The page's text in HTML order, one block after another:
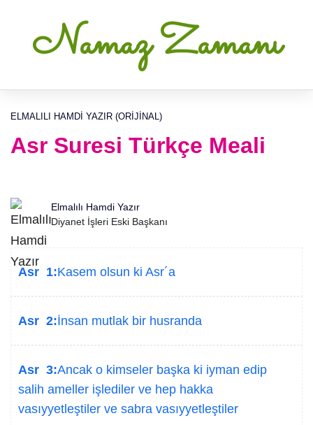
Namaz Zamanı
ELMALILI HAMDI YAZIR (ORIJINAL)
Asr Suresi Türkçe Meali
Elmalılı Hamdi Yazır
Diyanet İşleri Eski Başkanı
Asr 1:Kasem olsun ki Asr´a
Asr 2:İnsan mutlak bir husranda
Asr 3:Ancak o kimseler başka ki iyman edip
salih ameller işlediler ve hep hakka
vasıyyetleştiler ve sabra vasıyyetleştiler